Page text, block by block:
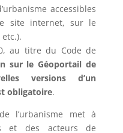
accessibles
site internet, sur le
au titre du Code de
sur le Géoportail de
versions d’un
obligatoire.
l’urbanisme met à
et des acteurs de